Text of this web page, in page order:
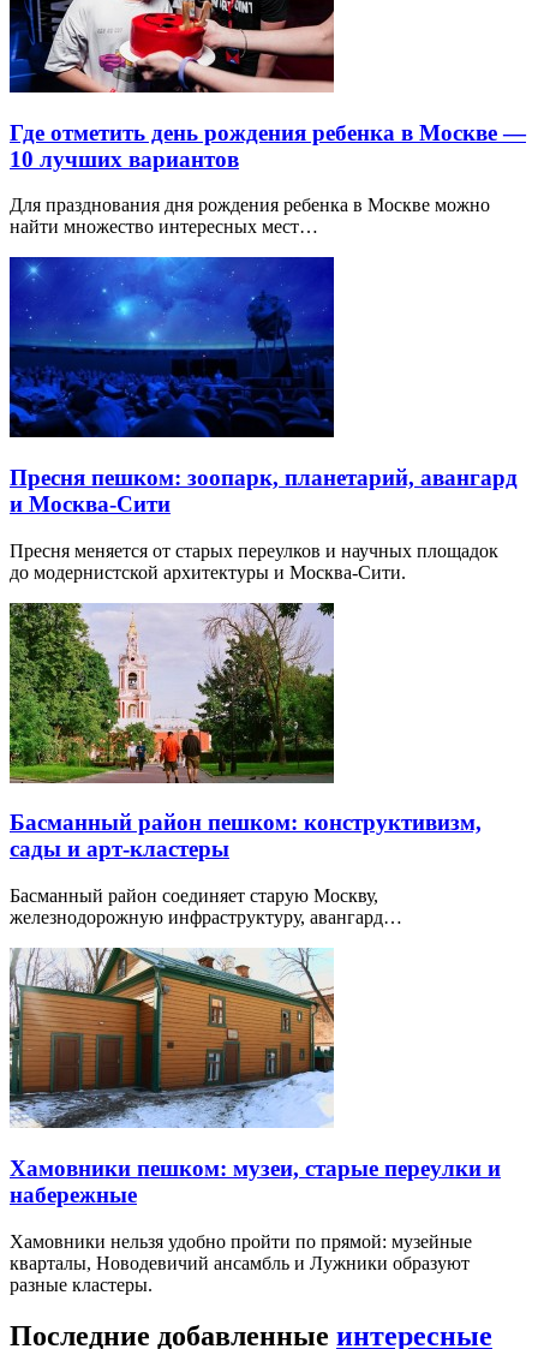
Где отметить день рождения ребенка в Москве —
10 лучших вариантов
Для празднования дня рождения ребенка в Москве можно
найти множество интересных мест…
Пресня пешком: зоопарк, планетарий, авангард
и Москва-Сити
Пресня меняется от старых переулков и научных площадок
до модернистской архитектуры и Москва-Сити.
Басманный район пешком: конструктивизм,
сады и арт-кластеры
Басманный район соединяет старую Москву,
железнодорожную инфраструктуру, авангард…
Хамовники пешком: музеи, старые переулки и
набережные
Хамовники нельзя удобно пройти по прямой: музейные
кварталы, Новодевичий ансамбль и Лужники образуют
разные кластеры.
Последние добавленные интересные